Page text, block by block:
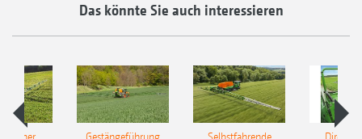
Das könnte Sie auch interessieren